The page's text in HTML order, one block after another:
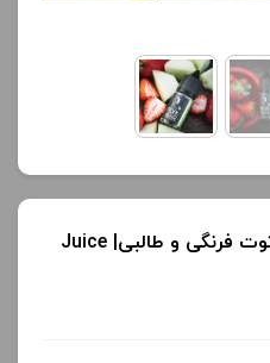
جوس سالت بی ال وی کی توت فرنگی و طالبی| Juice